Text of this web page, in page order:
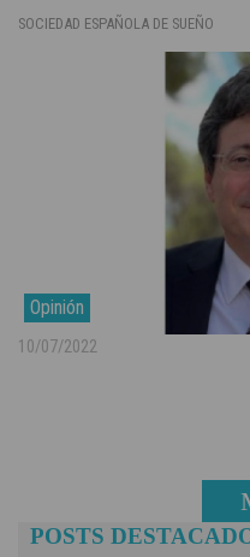
SOCIEDAD ESPAÑOLA DE SUEÑO
Opinión
10/07/2022
POSTS